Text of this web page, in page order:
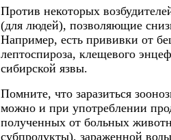
Против некоторых
(для людей), позволяющие
Например, есть прививки от
лептоспироза, клещевого
сибирской язвы.
Помните, что заразиться
можно и при употреблении
полученных от больных
субпродукты), зараженной